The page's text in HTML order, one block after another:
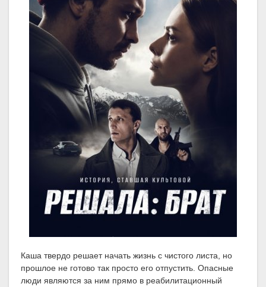
Каша твердо решает начать жизнь с чистого листа, но
прошлое не готово так просто его отпустить. Опасные
люди являются за ним прямо в реабилитационный